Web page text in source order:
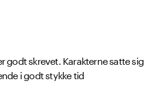
godt skrevet. Karakterne satte sig
i godt stykke tid